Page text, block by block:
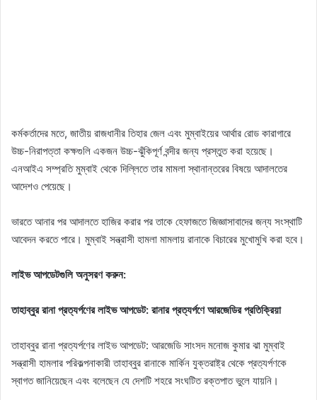
কর্মকর্তাদের মতে, জাতীয় রাজধানীর তিহার জেল এবং মুম্বাইয়ের আর্থার রোড কারাগারে
উচ্চ-নিরাপত্তা কক্ষগুলি একজন উচ্চ-ঝুঁকিপূর্ণ বন্দীর জন্য প্রস্তুত করা হয়েছে।
এনআইএ সম্প্রতি মুম্বাই থেকে দিল্লিতে তার মামলা স্থানান্তরের বিষয়ে আদালতের
আদেশও পেয়েছে।
ভারতে আনার পর আদালতে হাজির করার পর তাকে হেফাজতে জিজ্ঞাসাবাদের জন্য সংস্থাটি
আবেদন করতে পারে। মুম্বাই সন্ত্রাসী হামলা মামলায় রানাকে বিচারের মুখোমুখি করা হবে।
লাইভ আপডেটগুলি অনুসরণ করুন:
তাহাব্বুর রানা প্রত্যর্পণের লাইভ আপডেট: রানার প্রত্যর্পণে আরজেডির প্রতিক্রিয়া
তাহাব্বুর রানা প্রত্যর্পণের লাইভ আপডেট: আরজেডি সাংসদ মনোজ কুমার ঝা মুম্বাই
সন্ত্রাসী হামলার পরিকল্পনাকারী তাহাব্বুর রানাকে মার্কিন যুক্তরাষ্ট্র থেকে প্রত্যর্পণকে
স্বাগত জানিয়েছেন এবং বলেছেন যে দেশটি শহরে সংঘটিত রক্তপাত ভুলে যায়নি।